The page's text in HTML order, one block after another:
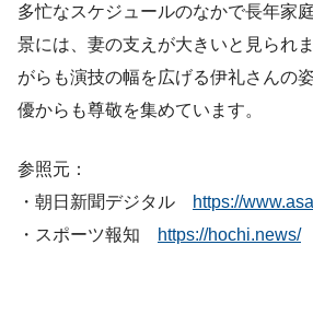
多忙なスケジュールのなかで長年家
景には、妻の支えが大きいと見られ
がらも演技の幅を広げる伊礼さんの
優からも尊敬を集めています。
参照元：
・朝日新聞デジタル
https://
・スポーツ報知
https://hochi.news/